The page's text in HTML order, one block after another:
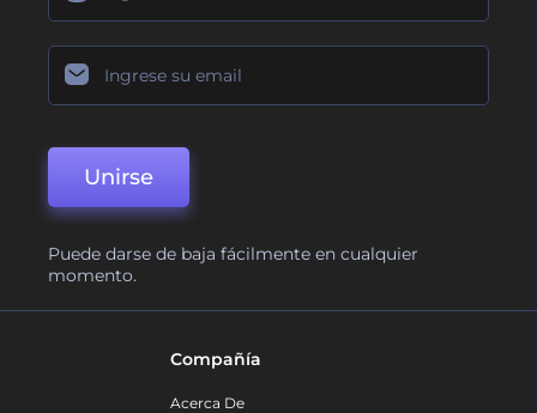
Unirse
Puede darse de baja fácilmente en cualquier
momento.
Compañía
Acerca De